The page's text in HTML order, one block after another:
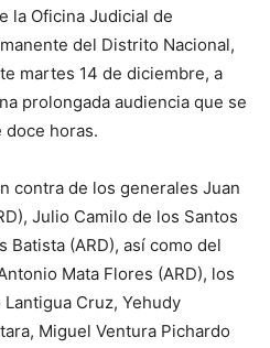
la Oficina Judicial de
del Distrito Nacional,
martes 14 de diciembre, a
prolongada audiencia que se
horas.
contra de los generales Juan
Julio Camilo de los Santos
Batista (ARD), así como del
Mata Flores (ARD), los
Cruz, Yehudy
Miguel Ventura Pichardo